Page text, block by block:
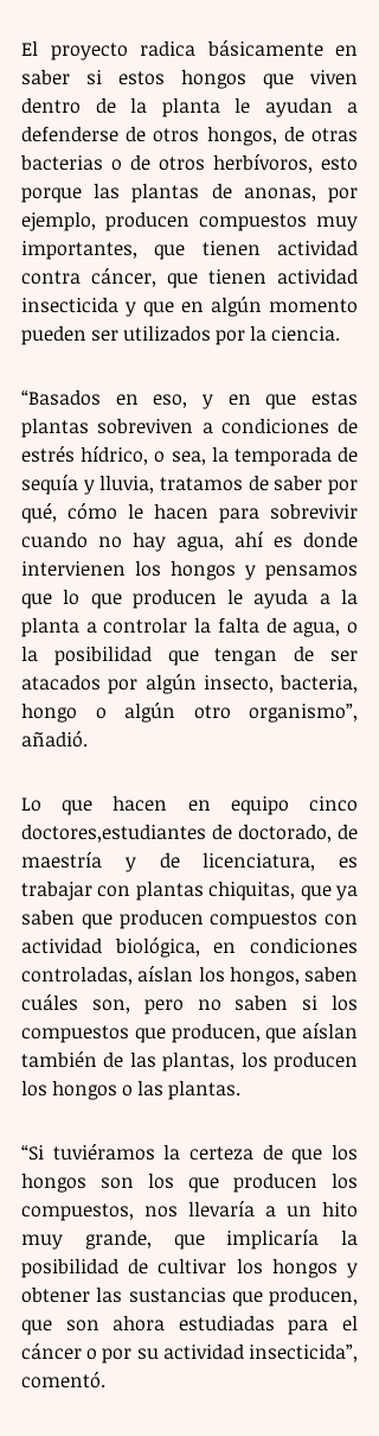
El proyecto radica básicamente en
saber si estos hongos que viven
dentro de la planta le ayudan a
defenderse de otros hongos, de otras
bacterias o de otros herbívoros, esto
porque las plantas de anonas, por
ejemplo, producen compuestos muy
importantes, que tienen actividad
contra cáncer, que tienen actividad
insecticida y que en algún momento
pueden ser utilizados por la ciencia.
“Basados en eso, y en que estas
plantas sobreviven a condiciones de
estrés hídrico, o sea, la temporada de
sequía y lluvia, tratamos de saber por
qué, cómo le hacen para sobrevivir
cuando no hay agua, ahí es donde
intervienen los hongos y pensamos
que lo que producen le ayuda a la
planta a controlar la falta de agua, o
la posibilidad que tengan de ser
atacados por algún insecto, bacteria,
hongo o algún otro organismo”,
añadió.
Lo que hacen en equipo cinco
doctores,estudiantes de doctorado, de
maestría y de licenciatura, es
trabajar con plantas chiquitas, que ya
saben que producen compuestos con
actividad biológica, en condiciones
controladas, aíslan los hongos, saben
cuáles son, pero no saben si los
compuestos que producen, que aíslan
también de las plantas, los producen
los hongos o las plantas.
“Si tuviéramos la certeza de que los
hongos son los que producen los
compuestos, nos llevaría a un hito
muy grande, que implicaría la
posibilidad de cultivar los hongos y
obtener las sustancias que producen,
que son ahora estudiadas para el
cáncer o por su actividad insecticida”,
comentó.